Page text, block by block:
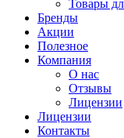
Товары
Бренды
Акции
Полезное
Компания
О нас
Отзывы
Лицензии
Лицензии
Контакты